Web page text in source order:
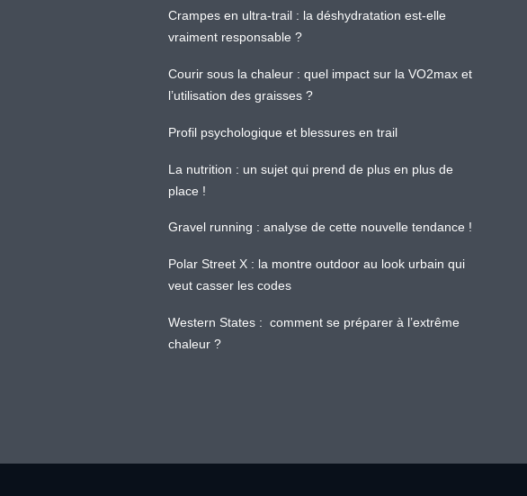
Crampes en ultra-trail : la déshydratation est-elle
vraiment responsable ?
Courir sous la chaleur : quel impact sur la VO2max et
l’utilisation des graisses ?
Profil psychologique et blessures en trail
La nutrition : un sujet qui prend de plus en plus de
place !
Gravel running : analyse de cette nouvelle tendance !
Polar Street X : la montre outdoor au look urbain qui
veut casser les codes
Western States : comment se préparer à l’extrême
chaleur ?